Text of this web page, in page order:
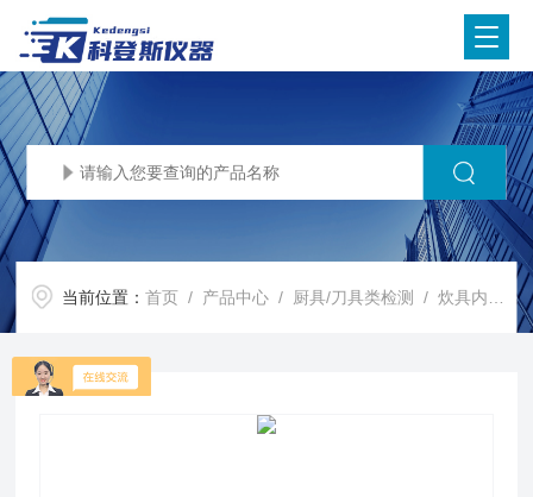
当前位置：首页 / 产品中心 / 厨具/刀具类检测 /炊具内底凹度测量仪